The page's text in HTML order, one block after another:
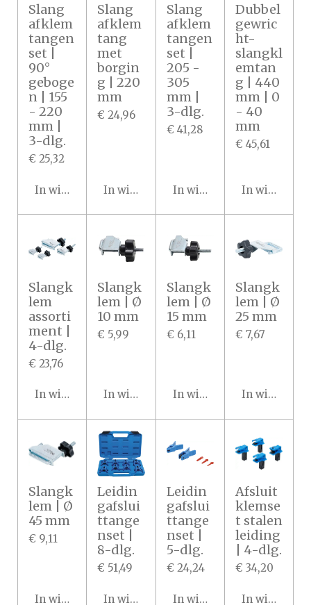
Slang
afklem
tangen
set |
90°
geboge
n | 155
- 220
mm |
3-dlg.
€ 25,32
In winkelwagen
Slang
afklem
tang
met
borgin
g | 220
mm
€ 24,96
In winkelwagen
Slang
afklem
tangen
set |
205 -
305
mm |
3-dlg.
€ 41,28
In winkelwagen
Dubbel
gewric
ht-
slangkl
emtan
g | 440
mm | 0
- 40
mm
€ 45,61
In
Slangk
lem
assorti
ment |
4-dlg.
€ 23,76
In winkelwagen
Slangk
lem | Ø
10 mm
€ 5,99
In winkelwagen
Slangk
lem | Ø
15 mm
€ 6,11
In winkelwagen
Slangk
lem | Ø
25 mm
€ 7,67
In
Slangk
lem | Ø
45 mm
€ 9,11
In winkelwagen
Leidin
gafslui
ttange
nset |
8-dlg.
€ 51,49
In winkelwagen
Leidin
gafslui
ttange
nset |
5-dlg.
€ 24,24
In winkelwagen
Afsluit
klemse
t stalen
leiding
| 4-dlg.
€ 34,20
In